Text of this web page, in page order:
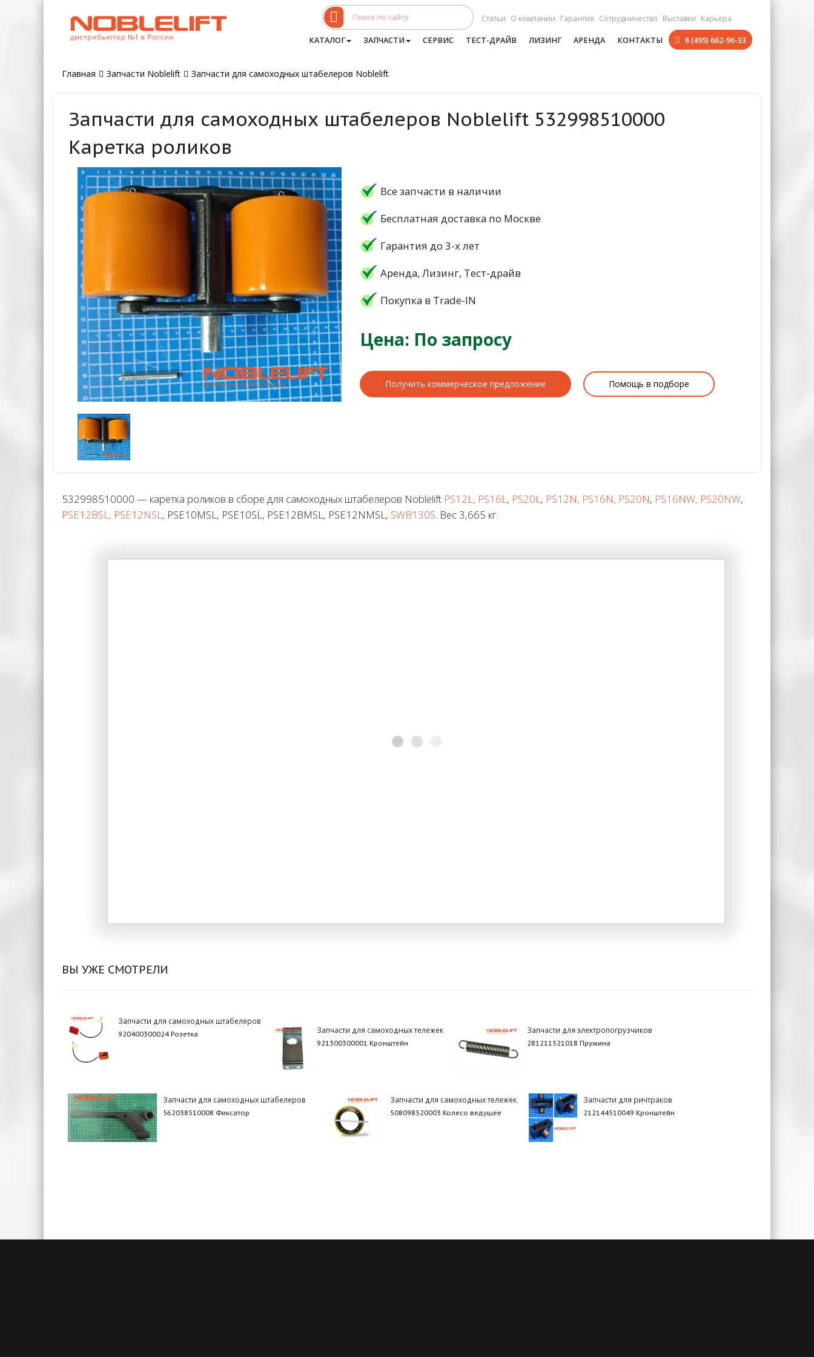
Статьи О компании Гарантия Сотрудничество Выставки Карьера
КАТАЛОГ ЗАПЧАСТИ СЕРВИС ТЕСТ-ДРАЙВ ЛИЗИНГ АРЕНДА КОНТАКТЫ 8 (495) 662-96-33
Главная Запчасти Noblelift Запчасти для самоходных штабелеров Noblelift
Запчасти для самоходных штабелеров Noblelift 532998510000
Каретка роликов
Все запчасти в наличии
Бесплатная доставка по Москве
Гарантия до 3-х лет
Аренда, Лизинг, Тест-драйв
Покупка в Trade-IN
Цена: По запросу
Получить коммерческое предложение Помощь в подборе
532998510000 — каретка роликов в сборе для самоходных штабелеров Noblelift PS12L, PS16L, PS20L, PS12N, PS16N, PS20N, PS16NW, PS20NW,
PSE12BSL, PSE12NSL, PSE10MSL, PSE10SL, PSE12BMSL, PSE12NMSL, SWB130S. Вес 3,665 кг.
ВЫ УЖЕ СМОТРЕЛИ
Запчасти для самоходных штабелеров
920400300024 Розетка Запчасти для самоходных тележек
921300300001 Кронштейн
Запчасти для электропогрузчиков
281211521018 Пружина
Запчасти для самоходных штабелеров
562038510008 Фиксатор
Запчасти для самоходных тележек
508098520003 Колесо ведущее
Запчасти для ричтраков
212144510049 Кронштейн